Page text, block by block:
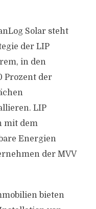
Solar steht
der LIP
in den
Prozent der
LIP
mit dem
Energien
der MVV
bieten